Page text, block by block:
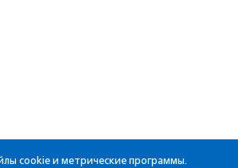
cookie и метрические программы.